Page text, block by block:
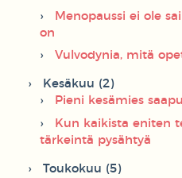
Menopaussi ei ole
on
Vulvodynia, mitä
Kesäkuu (2)
Pieni kesämies
Kun kaikista eniten
tärkeintä pysähtyä
Toukokuu (5)